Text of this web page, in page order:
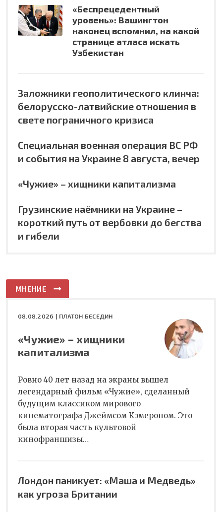
«Беспрецедентный
уровень»: Вашингтон
наконец вспомнил, на какой
странице атласа искать
Узбекистан
Заложники геополитического клинча:
белорусско-латвийские отношения в
свете пограничного кризиса
Специальная военная операция ВС РФ
и события на Украине 8 августа, вечер
«Чужие» – хищники капитализма
Грузинские наёмники на Украине –
короткий путь от вербовки до бегства
и гибели
МНЕНИЕ
08.08.2026 | ПЛАТОН БЕСЕДИН
«Чужие» – хищники
капитализма
Ровно 40 лет назад на экраны вышел
легендарный фильм «Чужие», сделанный
будущим классиком мирового
кинематографа Джеймсом Кэмероном. Это
была вторая часть культовой
кинофраншизы…
Лондон паникует: «Маша и Медведь»
как угроза Британии